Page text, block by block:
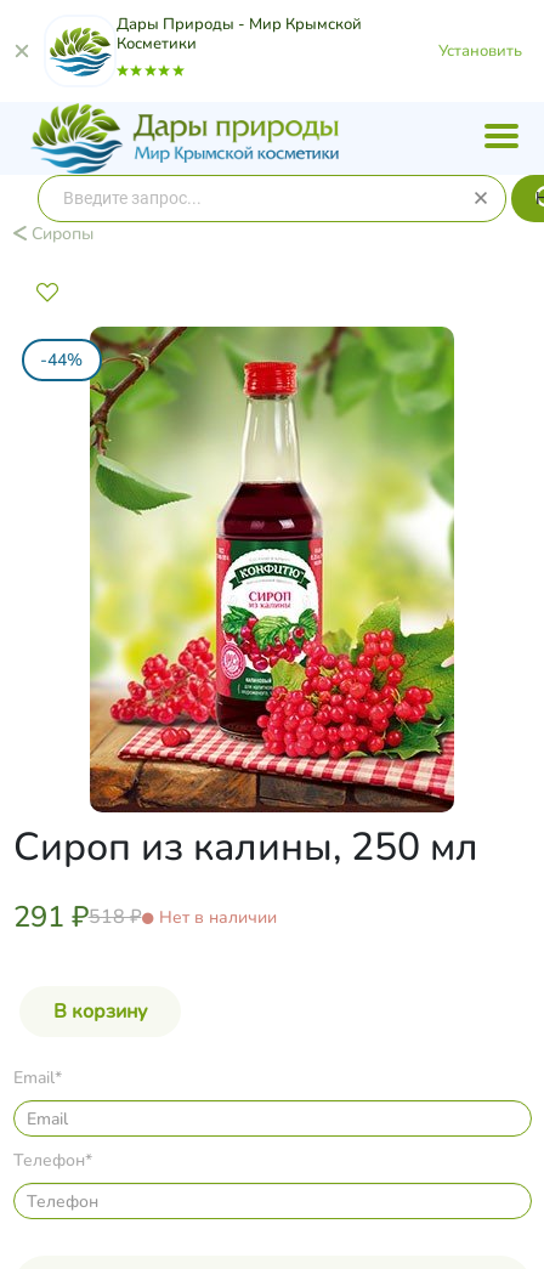
Дары Природы - Мир Крымской
Косметики
Установить
Сиропы
-44%
Сироп из калины, 250 мл
291 ₽518 ₽ Нет в наличии
Email*
Телефон*